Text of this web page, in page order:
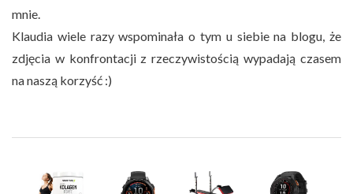
mnie.
Klaudia wiele razy wspominała o tym u siebie na blogu, że
zdjęcia w konfrontacji z rzeczywistością wypadają czasem
na naszą korzyść :)